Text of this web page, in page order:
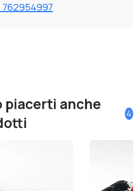
762954997
piacerti anche
4